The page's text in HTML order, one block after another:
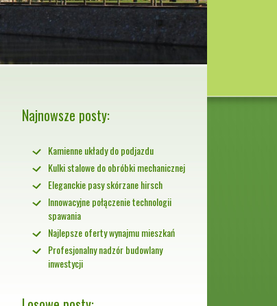
Najnowsze posty:
Kamienne układy do podjazdu
Kulki stalowe do obróbki mechanicznej
Eleganckie pasy skórzane hirsch
Innowacyjne połączenie technologii
spawania
Najlepsze oferty wynajmu mieszkań
Profesjonalny nadzór budowlany
inwestycji